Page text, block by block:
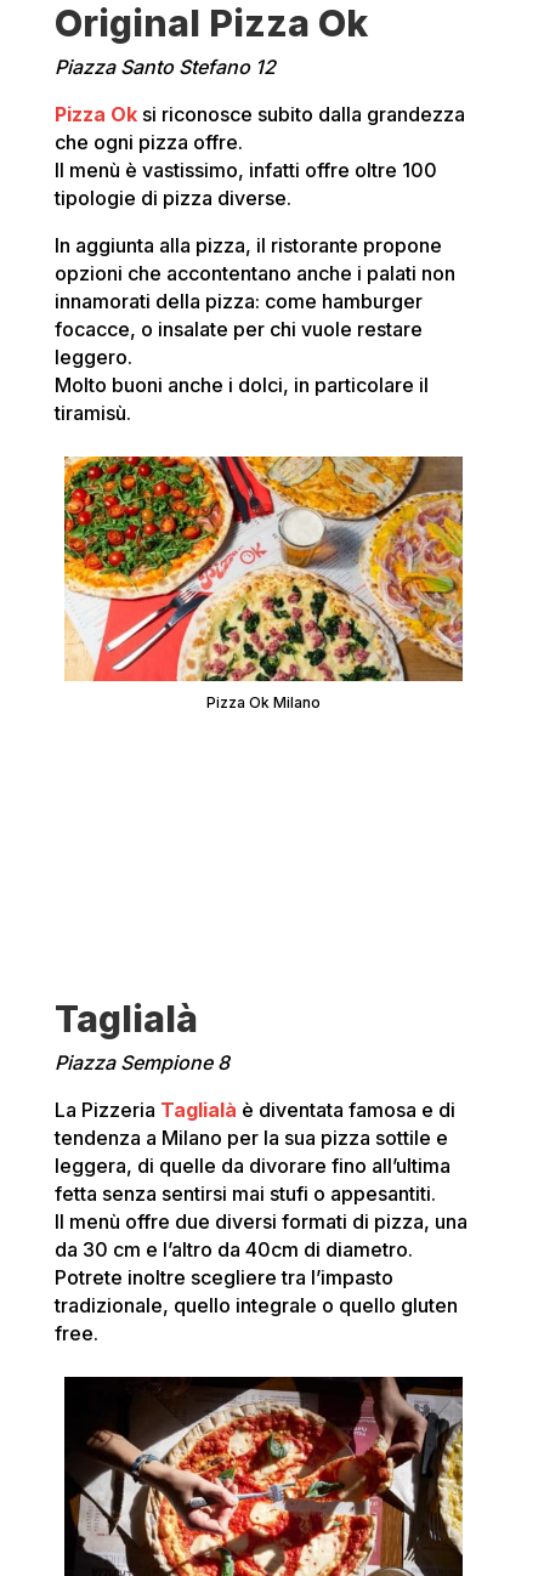
Original Pizza Ok
Piazza Santo Stefano 12
Pizza Oksi riconosce subito dalla grandezza
che ogni pizza offre.
Il menù è vastissimo, infatti offre oltre 100
tipologie di pizza diverse.
In aggiunta alla pizza, il ristorante propone
opzioni che accontentano anche i palati non
innamorati della pizza: come hamburger
focacce, o insalate per chi vuole restare
leggero.
Molto buoni anche i dolci, in particolare il
tiramisù.
Pizza Ok Milano
Taglialà
Piazza Sempione 8
La Pizzeria Taglialà è diventata famosa e di
tendenza a Milano per la sua pizza sottile e
leggera, di quelle da divorare fino all’ultima
fetta senza sentirsi mai stufi o appesantiti.
Il menù offre due diversi formati di pizza, una
da 30 cm e l’altro da 40cm di diametro.
Potrete inoltre scegliere tra l’impasto
tradizionale, quello integrale o quello gluten
free.